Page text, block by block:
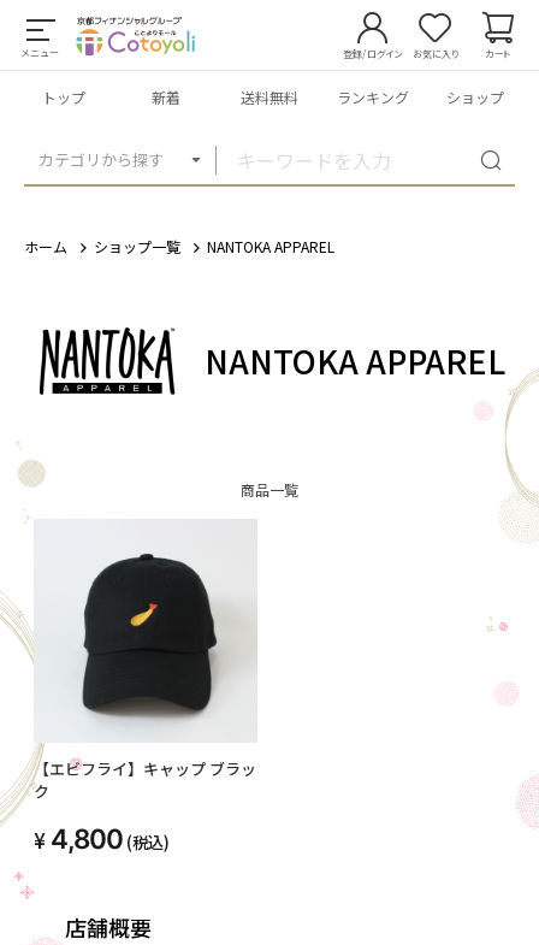
メニュー
カテゴリから探す
登録/ログイン お気に入り カート
トップ 新着 送料無料 ランキング ショップ
ホーム ショップ一覧 NANTOKA APPAREL
NANTOKA APPAREL
商品一覧
【エビフライ】キャップ ブラッ
ク
4,800 (税込)
店舗概要